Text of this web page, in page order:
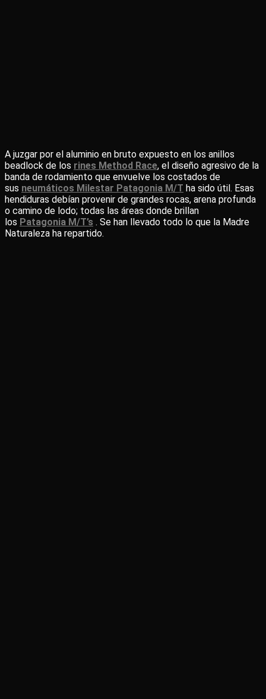
A juzgar por el aluminio en bruto expuesto en los anillos
beadlock de los rines Method Race, el diseño agresivo de la
banda de rodamiento que envuelve los costados de
sus neumáticos Milestar Patagonia M/T ha sido útil. Esas
hendiduras debían provenir de grandes rocas, arena profunda
o camino de lodo; todas las áreas donde brillan
los Patagonia M/T’s . Se han llevado todo lo que la Madre
Naturaleza ha repartido.